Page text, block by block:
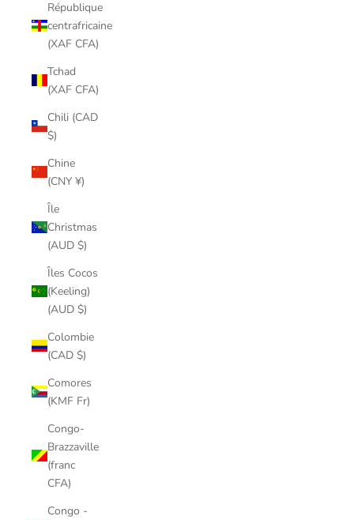
République
centrafricaine
(XAF CFA)
Tchad
(XAF CFA)
Chili (CAD
$)
Chine
(CNY ¥)
Île
Christmas
(AUD $)
Îles Cocos
(Keeling)
(AUD $)
Colombie
(CAD $)
Comores
(KMF Fr)
Congo-
Brazzaville
(franc
CFA)
Congo -